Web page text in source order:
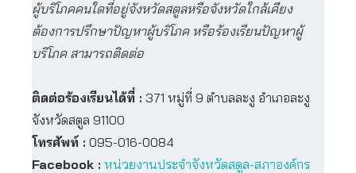
ผู้บริโภคคนใดที่อยู่จังหวัดสตูลหรือจังหวัดใกล้เคียง
ต้องการปรึกษาปัญหาผู้บริโภค หรือร้องเรียนปัญหาผู้
บริโภค สามารถติดต่อ
ติดต่อร้องเรียนได้ที่ : 371 หมู่ที่ 9 ตำบลละงู อำเภอละงู
จังหวัดสตูล 91100
โทรศัพท์ : 095-016-0084
Facebook : หน่วยงานประจำจังหวัดสตูล-สภาองค์กร